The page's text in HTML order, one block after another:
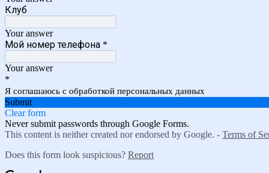
Клуб
Your answer
Мой номер телефона *
Your answer
*
Я соглашаюсь с обработкой персональных данных
Submit
Clear form
Never submit passwords through Google Forms.
This content is neither created nor endorsed by Google. - Terms of
Does this form look suspicious? Report